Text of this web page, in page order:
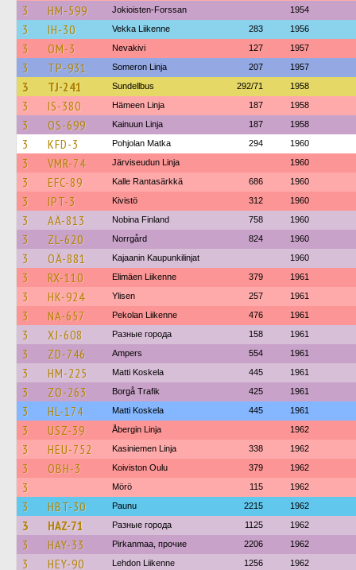
3 HM-599 Jokioisten-Forssan 1954
3 IH-30 Vekka Liikenne 283 1956
3 OM-3 Nevakivi 127 1957
3 TP-931 Someron Linja 207 1957
3 TJ-241 Sundellbus 292/71 1958
3 IS-380 Hämeen Linja 187 1958
3 OS-699 Kainuun Linja 187 1958
3 KFD-3 Pohjolan Matka 294 1960
3 VMR-74 Järviseudun Linja 1960
3 EFC-89 Kalle Rantasärkkä 686 1960
3 IPT-3 Kivistö 312 1960
3 AÄ-813 Nobina Finland 758 1960
3 ZL-620 Norrgård 824 1960
3 OÄ-881 Kajaanin Kaupunkilinjat 1960
3 RX-110 Elimäen Liikenne 379 1961
3 HK-924 Ylisen 257 1961
3 NA-657 Pekolan Liikenne 476 1961
3 XJ-608 Разные города 158 1961
3 ZD-746 Ampers 554 1961
3 HM-225 Matti Koskela 445 1961
3 ZO-263 Borgå Trafik 425 1961
3 HL-174 Matti Koskela 445 1961
3 USZ-39 Åbergin Linja 1962
3 HEU-752 Kasiniemen Linja 338 1962
3 OBH-3 Koiviston Oulu 379 1962
3 Mörö 115 1962
3 HBT-30 Paunu 2215 1962
3 HAZ-71 Разные города 1125 1962
3 HAY-33 Pirkanmaa, прочие 2206 1962
3 HEY-90 Lehdon Liikenne 1256 1962